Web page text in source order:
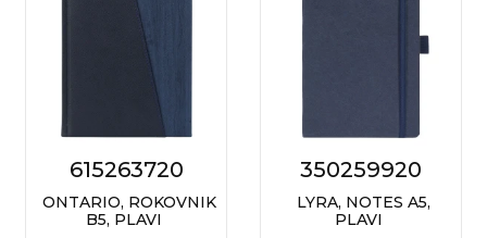
615263720
ONTARIO, ROKOVNIK
B5, PLAVI
350259920
LYRA, NOTES A5,
PLAVI